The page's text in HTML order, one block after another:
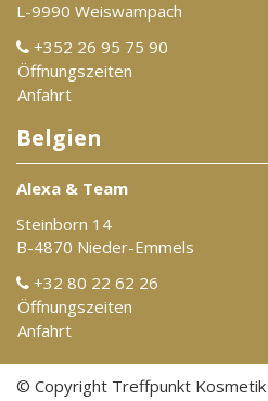
L-9990 Weiswampach
+352 26 95 75 90
Öffnungszeiten
Anfahrt
Belgien
Alexa & Team
Steinborn 14
B-4870 Nieder-Emmels
+32 80 22 62 26
Öffnungszeiten
Anfahrt
© Copyright Treffpunkt